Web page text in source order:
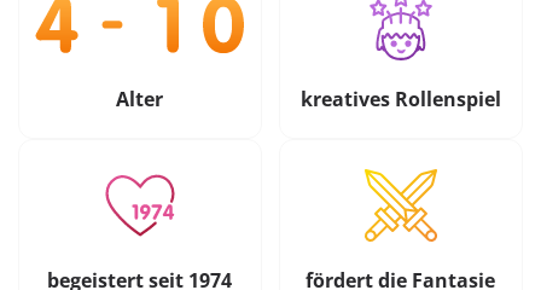
Alter kreatives Rollenspiel
begeistert seit 1974 fördert die Fantasie